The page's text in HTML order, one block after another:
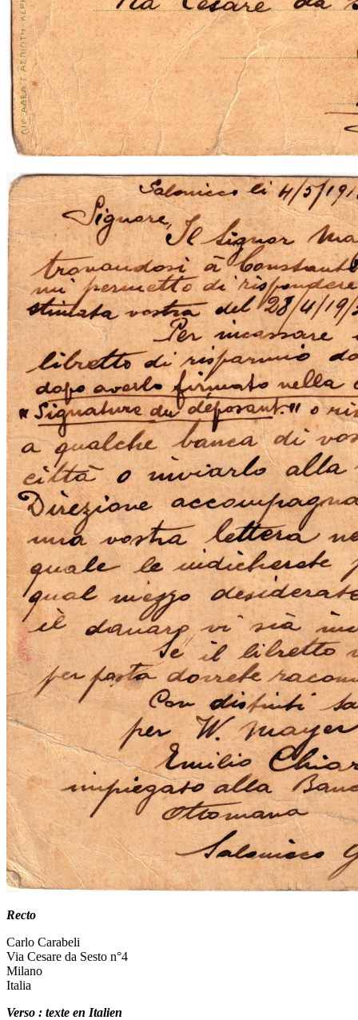
Recto
Carlo Carabeli
Via Cesare da Sesto n°4
Milano
Italia
Verso : texte en Italien